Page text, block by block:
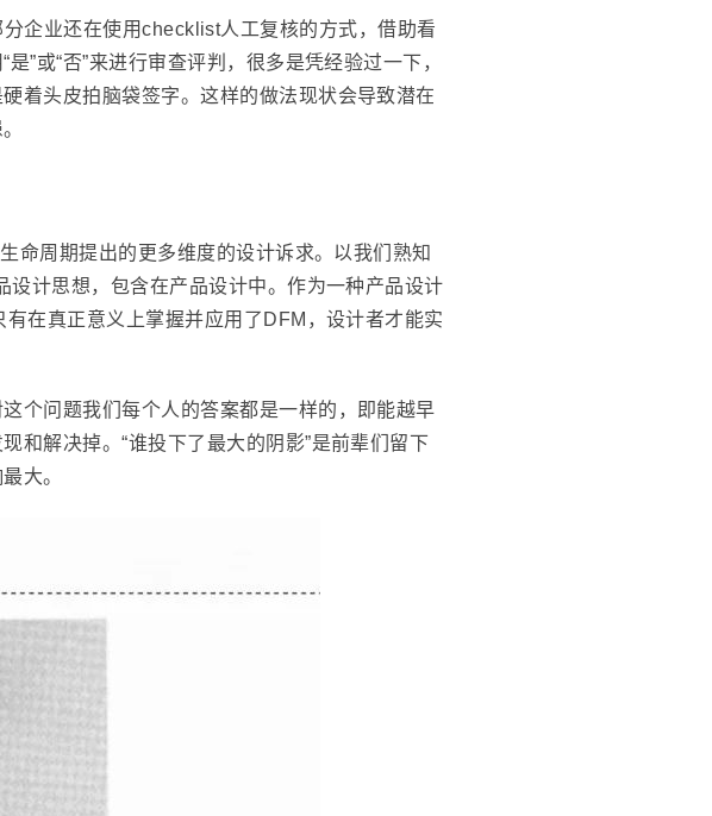
企业还在使用checklist人工复核的方式，借助看
”或“否”来进行审查评判，很多是凭经验过一下，
着头皮拍脑袋签字。这样的做法现状会导致潜在
命周期提出的更多维度的设计诉求。以我们熟知
计思想，包含在产品设计中。作为一种产品设计
有在真正意义上掌握并应用了DFM，设计者才能实
个问题我们每个人的答案都是一样的，即能越早
和解决掉。“谁投下了最大的阴影”是前辈们留下
大。